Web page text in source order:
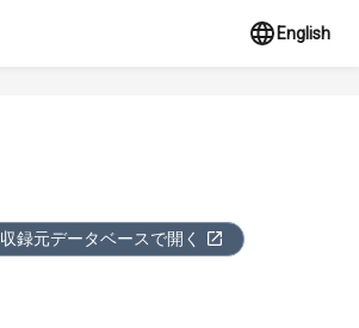
English
収録元データベースで開く